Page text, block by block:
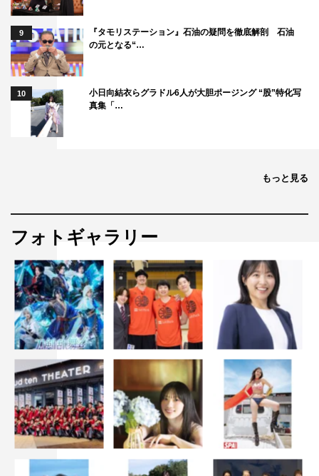
9
『タモリステーション』石油の疑問を徹底解剖 石油
の元となる“…
10
小日向結衣らグラドル6人が大胆ポージング “股”特化写
真集「…
もっと見る
フォトギャラリー